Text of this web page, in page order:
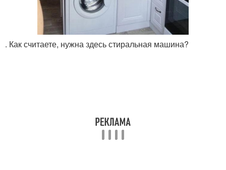
. Как считаете, нужна здесь стиральная машина?